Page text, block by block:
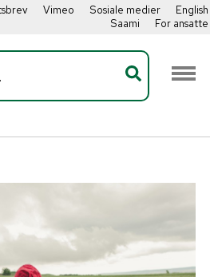
Vimeo Sosiale medier
English
Saami
For ansatte